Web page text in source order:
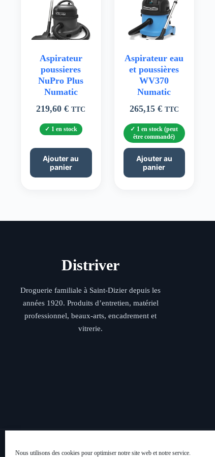
Nous utilisons des cookies pour optimiser notre site web et notre service.
Aspirateur
poussieres
NuPro Plus
Numatic
219,60€ TTC
1 en stock
Ajouter au
panier
Aspirateur eau
et poussières
WV370
Numatic
265,15 € TTC
1 en stock (peut
être commandé)
Ajouter au
panier
Distriver
Droguerie familiale à Saint-Dizier depuis les
années 1920. Produits d’entretien, matériel
professionnel, beaux-arts, encadrement et
vitrerie.